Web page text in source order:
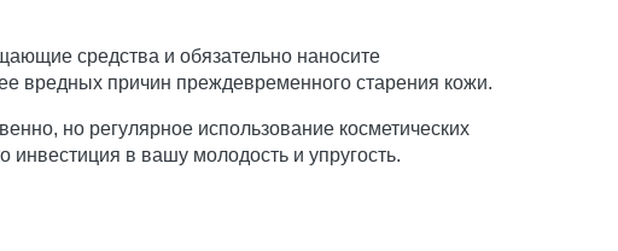
средства и обязательно наносите
вредных причин преждевременного старения кожи.
но регулярное использование косметических
в вашу молодость и упругость.